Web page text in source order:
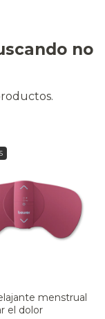
no
menstrual
el dolor